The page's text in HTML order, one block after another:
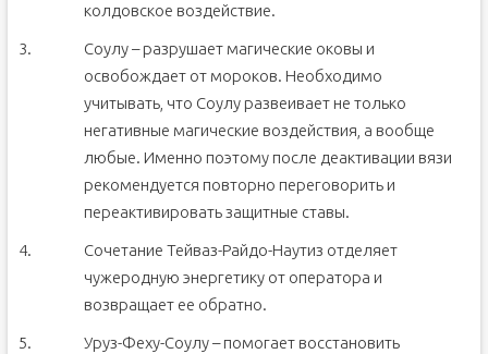
колдовское воздействие.
Соулу – разрушает магические оковы и
освобождает от мороков. Необходимо
учитывать, что Соулу развеивает не только
негативные магические воздействия, а вообще
любые. Именно поэтому после деактивации вязи
рекомендуется повторно переговорить и
переактивировать защитные ставы.
Сочетание Тейваз-Райдо-Наутиз отделяет
чужеродную энергетику от оператора и
возвращает ее обратно.
Уруз-Феху-Соулу – помогает восстановить